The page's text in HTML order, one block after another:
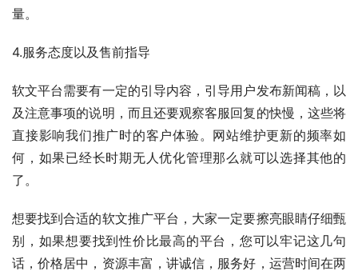
量。
4.服务态度以及售前指导
软文平台需要有一定的引导内容，引导用户发布新闻稿，以
及注意事项的说明，而且还要观察客服回复的快慢，这些将
直接影响我们推广时的客户体验。网站维护更新的频率如
何，如果已经长时期无人优化管理那么就可以选择其他的
了。
想要找到合适的软文推广平台，大家一定要擦亮眼睛仔细甄
别，如果想要找到性价比最高的平台，您可以牢记这几句
话，价格居中，资源丰富，讲诚信，服务好，运营时间在两